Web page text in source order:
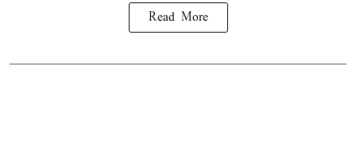
Read More